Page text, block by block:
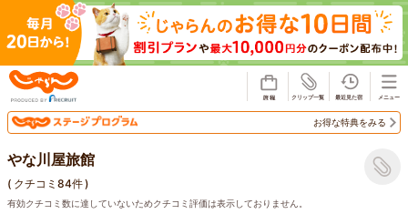
お得な特典をみる
やな川屋旅館
( クチコミ84件)
有効クチコミ数に達していないためクチコミ評価は表示しておりません。